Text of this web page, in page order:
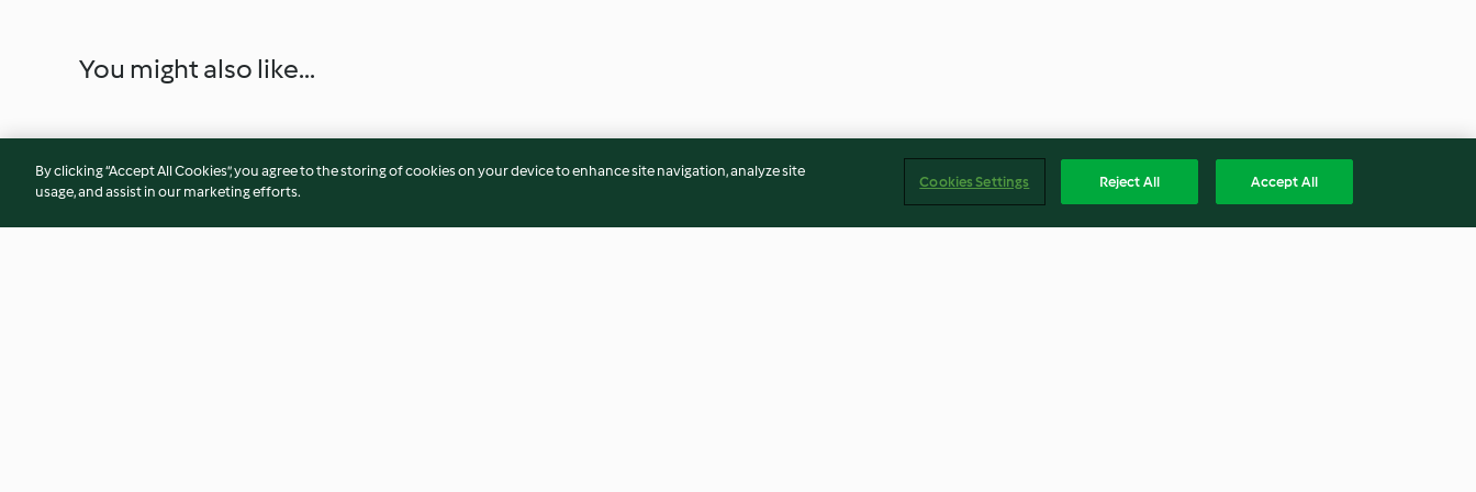
You might also like...
By clicking “Accept All Cookies”, you agree to the storing of cookies on your device to enhance site navigation, analyze site
usage, and assist in our marketing efforts.
Cookies Settings Reject All Accept All